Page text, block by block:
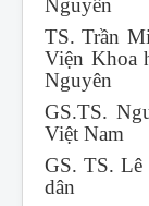
Nguyên
TS. Trần
Viện Khoa
Nguyên
GS.TS.
Việt Nam
GS. TS.
dân